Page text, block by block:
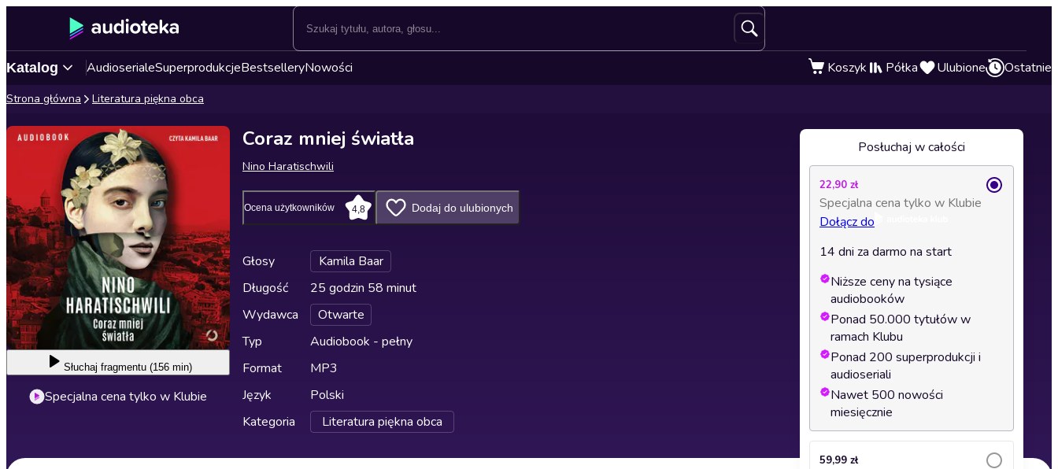
Katalog AudioserialeSuperprodukcjeBestselleryNowości Koszyk Półka Ulubione Ostatnie
Strona główna Literatura piękna obca
Słuchaj fragmentu (156 min)
Specjalna cena tylko w Klubie
Coraz mniej światła
Nino Haratischwili
Ocena użytkowników 4,8 Dodaj do ulubionych
Głosy
Kamila Baar
Długość
25 godzin 58 minut
Wydawca
Otwarte
Typ
Audiobook - pełny
Format
MP3
Język
Polski
Kategoria
Literatura piękna obca
Posłuchaj w całości
22,90 zł
Specjalna cena tylko w Klubie
Dołącz do
14 dni za darmo na start
Niższe ceny na tysiące
audiobooków
Ponad 50.000 tytułów w
ramach Klubu
Ponad 200 superprodukcji i
audioseriali
Nawet 500 nowości
miesięcznie
59,99 zł